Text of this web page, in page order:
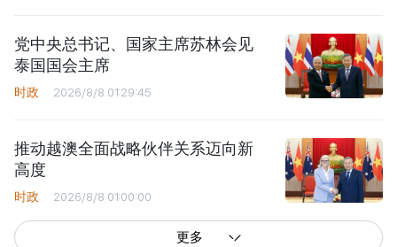
党中央总书记、国家主席苏林会见
泰国国会主席
时政 2026/8/8 01:29:45
推动越澳全面战略伙伴关系迈向新
高度
时政 2026/8/8 01:00:00
更多